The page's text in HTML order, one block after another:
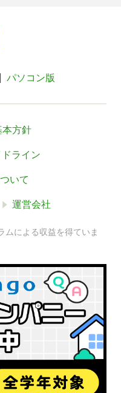
パソコン版
本方針
ライン
いて
運営会社
ムによる収益を得ていま